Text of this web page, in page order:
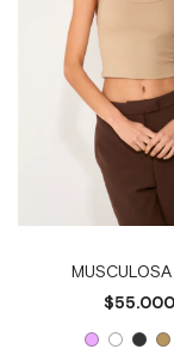
MUSCULOSA
$55.000